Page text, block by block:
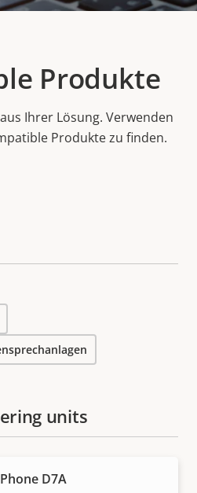
Produkte
Ihrer Lösung. Verwenden
Produkte zu finden.
units
D7A